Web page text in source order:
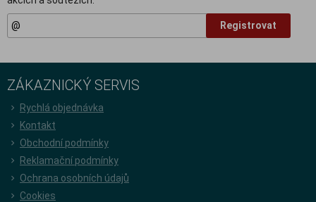
Registrovat
ZÁKAZNICKÝ SERVIS
Rychlá objednávka
Kontakt
Obchodní podmínky
Reklamační podmínky
Ochrana osobních údajů
Cookies